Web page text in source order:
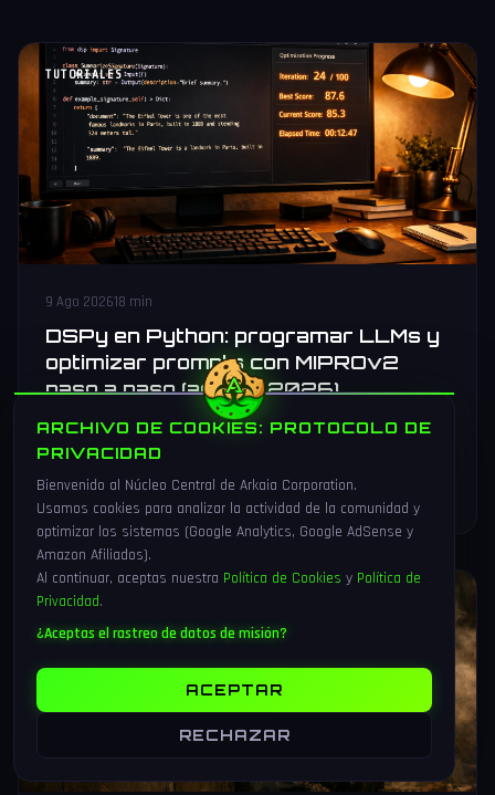
TUTORIALES
9 Ago 202618 min
DSPy en Python: programar LLMs y
optimizar prompts con MIPROv2
paso a paso (agosto 2026)
Tutorial completo de DSPy 3.3 en Python paso a paso:
Signatures tipadas, ChainOfThought, pipeline RAG, métrica,
LEER MAS→
VIDEOJUEGOS
ARCHIVO DE COOKIES: PROTOCOLO DE
PRIVACIDAD
Bienvenido al Núcleo Central de Arkaia Corporation.
Usamos cookies para analizar la actividad de la comunidad y
optimizar los sistemas (Google Analytics, Google AdSense y
Amazon Afiliados).
Al continuar, aceptas nuestra Política de Cookies y Política de
Privacidad.
¿Aceptas el rastreo de datos de misión?
ACEPTAR
RECHAZAR